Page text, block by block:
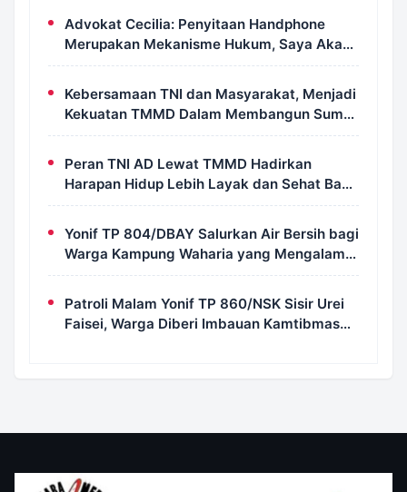
Advokat Cecilia: Penyitaan Handphone
Merupakan Mekanisme Hukum, Saya Akan
Kooperatif Apabila Diminta Penyidik dan
Kebersamaan TNI dan Masyarakat, Menjadi
Kekuatan TMMD Dalam Membangun Sumur
Galian di Wanam
Peran TNI AD Lewat TMMD Hadirkan
Harapan Hidup Lebih Layak dan Sehat Bagi
Warga Kampung Wanam
Yonif TP 804/DBAY Salurkan Air Bersih bagi
Warga Kampung Waharia yang Mengalami
Krisis Air
Patroli Malam Yonif TP 860/NSK Sisir Urei
Faisei, Warga Diberi Imbauan Kamtibmas